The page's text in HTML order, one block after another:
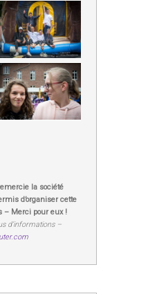
la société
d’organiser cette
– Merci pour eux !
d’informations –